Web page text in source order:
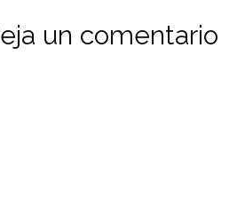
un comentario